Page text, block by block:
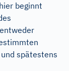
beginnt
spätestens